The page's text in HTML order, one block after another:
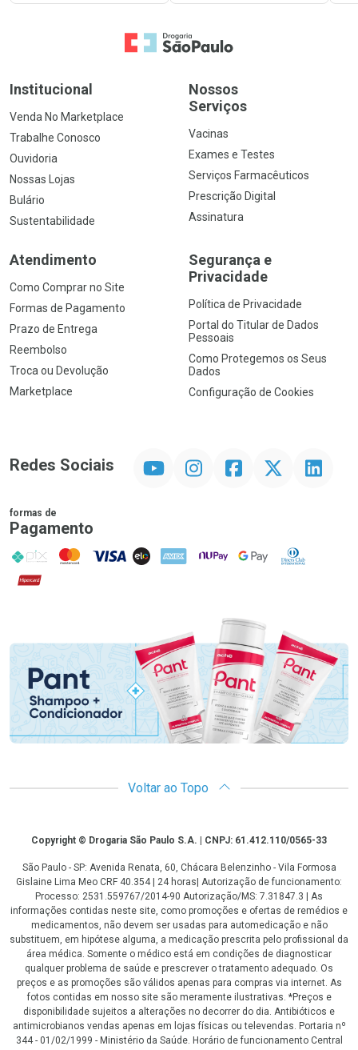
Ir para a Home
Institucional
Venda No Marketplace
Trabalhe Conosco
Ouvidoria
Nossas Lojas
Bulário
Sustentabilidade
Nossos
Serviços
Vacinas
Exames e Testes
Serviços Farmacêuticos
Prescrição Digital
Assinatura
Atendimento
Como Comprar no Site
Formas de Pagamento
Prazo de Entrega
Reembolso
Troca ou Devolução
Marketplace
Segurança e
Privacidade
Política de Privacidade
Portal do Titular de Dados
Pessoais
Como Protegemos os Seus
Dados
Configuração de Cookies
Redes Sociais InstagramFacebookTwitter Linkedin
formas de
Pagamento
PIX MasterCard
VISA ELO AMEX NuPay Google PayDiners Club
Hipercard
Promoção em Destaque
Voltar ao Topo
CopyrightCopyright © Drogaria São Paulo S.A. | CNPJ: 61.412.110/0565-33
São Paulo - SP: Avenida Renata, 60, Chácara Belenzinho - Vila Formosa
Gislaine Lima Meo CRF 40.354 | 24 horas| Autorização de funcionamento:
Processo: 2531.559767/2014-90 Autorização/MS: 7.31847.3 | As
informações contidas neste site, como promoções e ofertas de remédios e
medicamentos, não devem ser usadas para automedicação e não
substituem, em hipótese alguma, a medicação prescrita pelo profissional da
área médica. Somente o médico está em condições de diagnosticar
qualquer problema de saúde e prescrever o tratamento adequado. Os
preços e as promoções são válidos apenas para compras via internet. As
fotos contidas em nosso site são meramente ilustrativas. *Preços e
disponibilidade sujeitos a alterações no decorrer do dia. Antibióticos e
antimicrobianos vendas apenas em lojas físicas ou televendas. Portaria nº
344 - 01/02/1999 - Ministério da Saúde. Horário de funcionamento Central